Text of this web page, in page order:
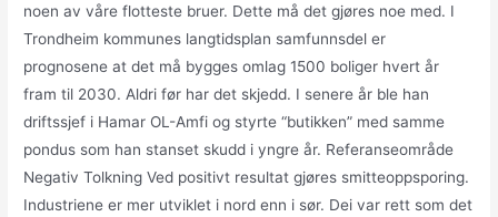
noen av våre flotteste bruer. Dette må det gjøres noe med. I
Trondheim kommunes langtidsplan samfunnsdel er
prognosene at det må bygges omlag 1500 boliger hvert år
fram til 2030. Aldri før har det skjedd. I senere år ble han
driftssjef i Hamar OL-Amfi og styrte “butikken” med samme
pondus som han stanset skudd i yngre år. Referanseområde
Negativ Tolkning Ved positivt resultat gjøres smitteoppsporing.
Industriene er mer utviklet i nord enn i sør. Dei var rett som det